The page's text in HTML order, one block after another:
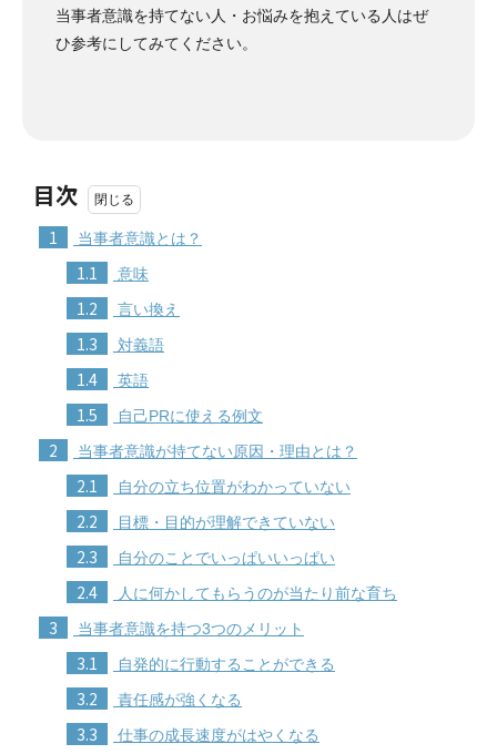
当事者意識を持てない人・お悩みを抱えている人はぜ
ひ参考にしてみてください。
目次
1 当事者意識とは？
1.1 意味
1.2 言い換え
1.3 対義語
1.4 英語
1.5 自己PRに使える例文
2 当事者意識が持てない原因・理由とは？
2.1 自分の立ち位置がわかっていない
2.2 目標・目的が理解できていない
2.3 自分のことでいっぱいいっぱい
2.4 人に何かしてもらうのが当たり前な育ち
3 当事者意識を持つ3つのメリット
3.1 自発的に行動することができる
3.2 責任感が強くなる
3.3 仕事の成長速度がはやくなる